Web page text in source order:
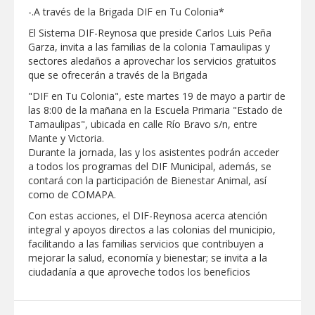
REFUERZA BIENESTAR ANIMAL
LABORES DE ATENCIÓN PARA REDUCIR
RIESGO DE ENFERMEDADES EN
MASCOTAS
Lleva gobierno de Reynosa programa
"Acción y Conciencia" a colonia
Integración Familiar
CARMEN LILIA CANTUROSAS LE
CUMPLE A FAMILIAS DEL PONIENTE:
ABREN INSCRIPCIONES PARA NUEVA
PRIMARIA EN EL PROGRESO
en Tampico
FORTALECE IMJUVE SALUD MENTAL DE
JÓVENES CON TERAPIAS PSICOLÓGICAS
GRATUITAS
Llama Carlos Peña Ortiz a realizar
investigación en tema de la refinería
Coordinan la SST y SET acciones para
fortalecer la formación médica y la
bioética en Tamaulipas
EXHORTA PROTECCIÓN CIVIL A
-.A través de la Brigada DIF en Tu Colonia*
El Sistema DIF-Reynosa que preside Carlos Luis Peña
Garza, invita a las familias de la colonia Tamaulipas y
sectores aledaños a aprovechar los servicios gratuitos
que se ofrecerán a través de la Brigada
"DIF en Tu Colonia", este martes 19 de mayo a partir de
las 8:00 de la mañana en la Escuela Primaria "Estado de
Tamaulipas", ubicada en calle Río Bravo s/n, entre
Mante y Victoria.
Durante la jornada, las y los asistentes podrán acceder
a todos los programas del DIF Municipal, además, se
contará con la participación de Bienestar Animal, así
como de COMAPA.
Con estas acciones, el DIF-Reynosa acerca atención
integral y apoyos directos a las colonias del municipio,
facilitando a las familias servicios que contribuyen a
mejorar la salud, economía y bienestar; se invita a la
ciudadanía a que aproveche todos los beneficios